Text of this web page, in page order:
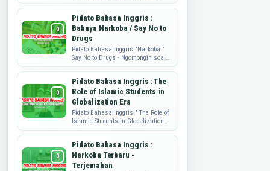
Sahabat Dataguru.web.id, pidato
yang di share ini adalah tulisan
dari mbak ...
Pidato Bahasa Inggris :
Bahaya Narkoba / Say No to
Drugs
Pidato Bahasa Inggris "Narkoba "
Say No to Drugs - Ngomongin soal
Narkoba nih, memang sungguh
memprihatinkan. Nah, sebagai
wujud ...
Pidato Bahasa Inggris :The
Role of Islamic Students in
Globalization Era
Pidato Bahasa Inggris " The Role of
Islamic Students in Globalization
Era" Pidato Bahasa Inggris kali ini
akan berbagi soal peran...
Pidato Bahasa Inggris :
Narkoba Terbaru -
Terjemahan